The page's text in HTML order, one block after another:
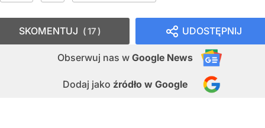
UDOSTĘPNIJ
Obserwuj nas w Google News
Dodaj jako źródło w Google
SKOMENTUJ 17